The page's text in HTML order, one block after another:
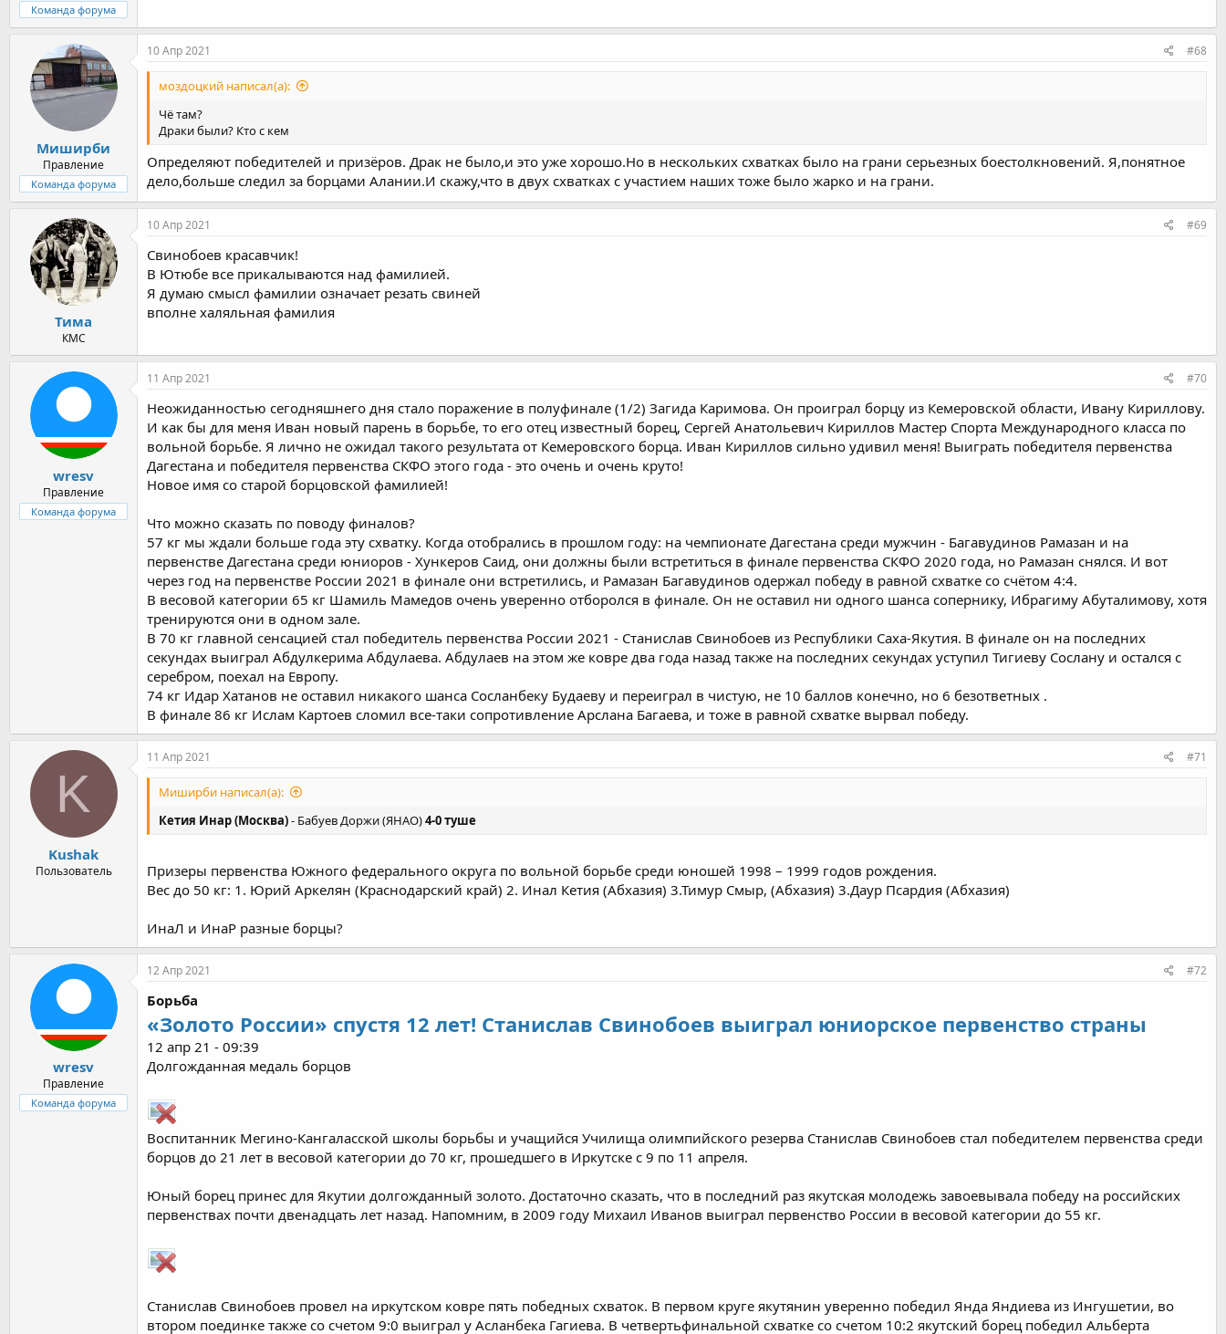
Команда форума
Миширби
Правление
Команда форума
10 Апр 2021 #68
моздоцкий написал(а):
Чё там?
Драки были? Кто с кем
Определяют победителей и призёров. Драк не было,и это уже хорошо.Но в нескольких схватках было на грани серьезных боестолкновений. Я,понятное
дело,больше следил за борцами Алании.И скажу,что в двух схватках с участием наших тоже было жарко и на грани.
Тима
КМС
10 Апр 2021 #69
Свинобоев красавчик!
В Ютюбе все прикалываются над фамилией.
Я думаю смысл фамилии означает резать свиней
вполне халяльная фамилия
wresv
Правление
Команда форума
11 Апр 2021 #70
Неожиданностью сегодняшнего дня стало поражение в полуфинале (1/2) Загида Каримова. Он проиграл борцу из Кемеровской области, Ивану Кириллову.
И как бы для меня Иван новый парень в борьбе, то его отец известный борец, Сергей Анатольевич Кириллов Мастер Спорта Международного класса по
вольной борьбе. Я лично не ожидал такого результата от Кемеровского борца. Иван Кириллов сильно удивил меня! Выиграть победителя первенства
Дагестана и победителя первенства СКФО этого года - это очень и очень круто!
Новое имя со старой борцовской фамилией!
Что можно сказать по поводу финалов?
57 кг мы ждали больше года эту схватку. Когда отобрались в прошлом году: на чемпионате Дагестана среди мужчин - Багавудинов Рамазан и на
первенстве Дагестана среди юниоров - Хункеров Саид, они должны были встретиться в финале первенства СКФО 2020 года, но Рамазан снялся. И вот
через год на первенстве России 2021 в финале они встретились, и Рамазан Багавудинов одержал победу в равной схватке со счётом 4:4.
В весовой категории 65 кг Шамиль Мамедов очень уверенно отборолся в финале. Он не оставил ни одного шанса сопернику, Ибрагиму Абуталимову, хотя
тренируются они в одном зале.
В 70 кг главной сенсацией стал победитель первенства России 2021 - Станислав Свинобоев из Республики Саха-Якутия. В финале он на последних
секундах выиграл Абдулкерима Абдулаева. Абдулаев на этом же ковре два года назад также на последних секундах уступил Тигиеву Сослану и остался с
серебром, поехал на Европу.
74 кг Идар Хатанов не оставил никакого шанса Сосланбеку Будаеву и переиграл в чистую, не 10 баллов конечно, но 6 безответных .
В финале 86 кг Ислам Картоев сломил все-таки сопротивление Арслана Багаева, и тоже в равной схватке вырвал победу.
K
Kushak
Пользователь
11 Апр 2021 #71
Миширби написал(а):
Кетия Инар (Москва)- Бабуев Доржи (ЯНАО)4-0 туше
Призеры первенства Южного федерального округа по вольной борьбе среди юношей 1998 – 1999 годов рождения.
Вес до 50 кг: 1. Юрий Аркелян (Краснодарский край) 2. Инал Кетия (Абхазия) 3.Тимур Смыр, (Абхазия) 3.Даур Псардия (Абхазия)
ИнаЛ и ИнаР разные борцы?
wresv
Правление
Команда форума
12 Апр 2021 #72
Борьба
«Золото России» спустя 12 лет! Станислав Свинобоев выиграл юниорское первенство страны
12 апр 21 - 09:39
Долгожданная медаль борцов
Воспитанник Мегино-Кангаласской школы борьбы и учащийся Училища олимпийского резерва Станислав Свинобоев стал победителем первенства среди
борцов до 21 лет в весовой категории до 70 кг, прошедшего в Иркутске с 9 по 11 апреля.
Юный борец принес для Якутии долгожданный золото. Достаточно сказать, что в последний раз якутская молодежь завоевывала победу на российских
первенствах почти двенадцать лет назад. Напомним, в 2009 году Михаил Иванов выиграл первенство России в весовой категории до 55 кг.
Станислав Свинобоев провел на иркутском ковре пять победных схваток. В первом круге якутянин уверенно победил Янда Яндиева из Ингушетии, во
втором поединке также со счетом 9:0 выиграл у Асланбека Гагиева. В четвертьфинальной схватке со счетом 10:2 якутский борец победил Альберта